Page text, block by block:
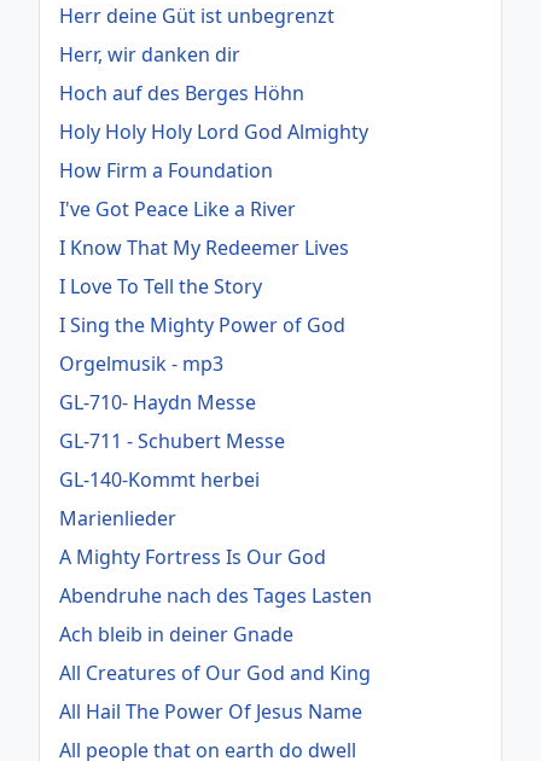
Herr deine Güt ist unbegrenzt
Herr, wir danken dir
Hoch auf des Berges Höhn
Holy Holy Holy Lord God Almighty
How Firm a Foundation
I've Got Peace Like a River
I Know That My Redeemer Lives
I Love To Tell the Story
I Sing the Mighty Power of God
Orgelmusik - mp3
GL-710- Haydn Messe
GL-711 - Schubert Messe
GL-140-Kommt herbei
Marienlieder
A Mighty Fortress Is Our God
Abendruhe nach des Tages Lasten
Ach bleib in deiner Gnade
All Creatures of Our God and King
All Hail The Power Of Jesus Name
All people that on earth do dwell